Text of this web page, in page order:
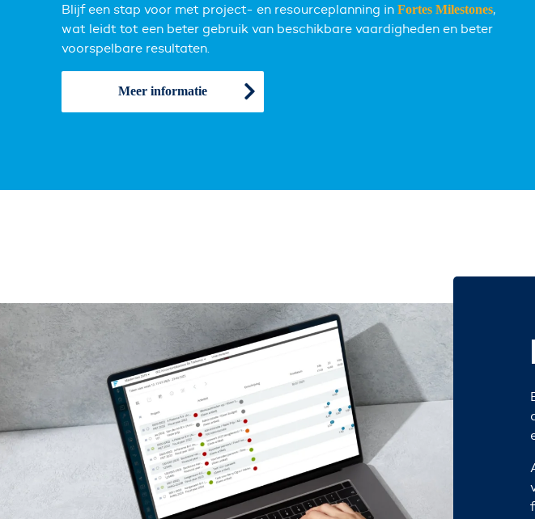
Blijf een stap voor met project- en resourceplanning in Fortes Milestones,
wat leidt tot een beter gebruik van beschikbare vaardigheden en beter
voorspelbare resultaten.
Meer informatie